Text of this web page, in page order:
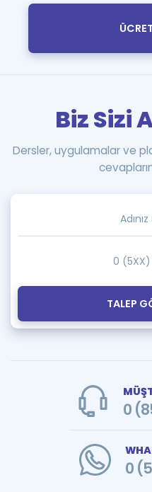
TALEP
Biz Sizi
Dersler, uygulamalar ve
0
0